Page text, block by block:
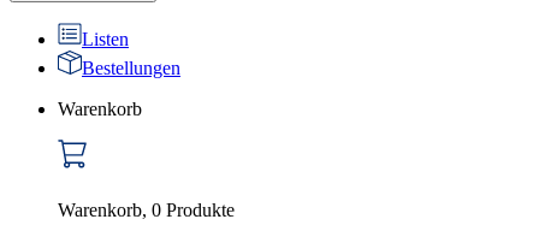
Listen
Bestellungen
Warenkorb
Warenkorb, 0 Produkte